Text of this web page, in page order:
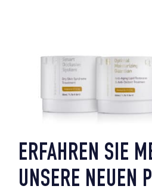
ERFAHREN SIE
UNSERE NEUEN